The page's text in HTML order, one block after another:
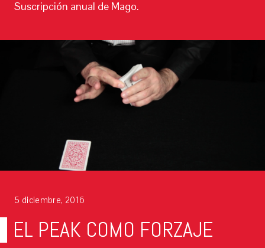
Suscripción anual de Mago.
5 diciembre, 2016
EL PEAK COMO FORZAJE